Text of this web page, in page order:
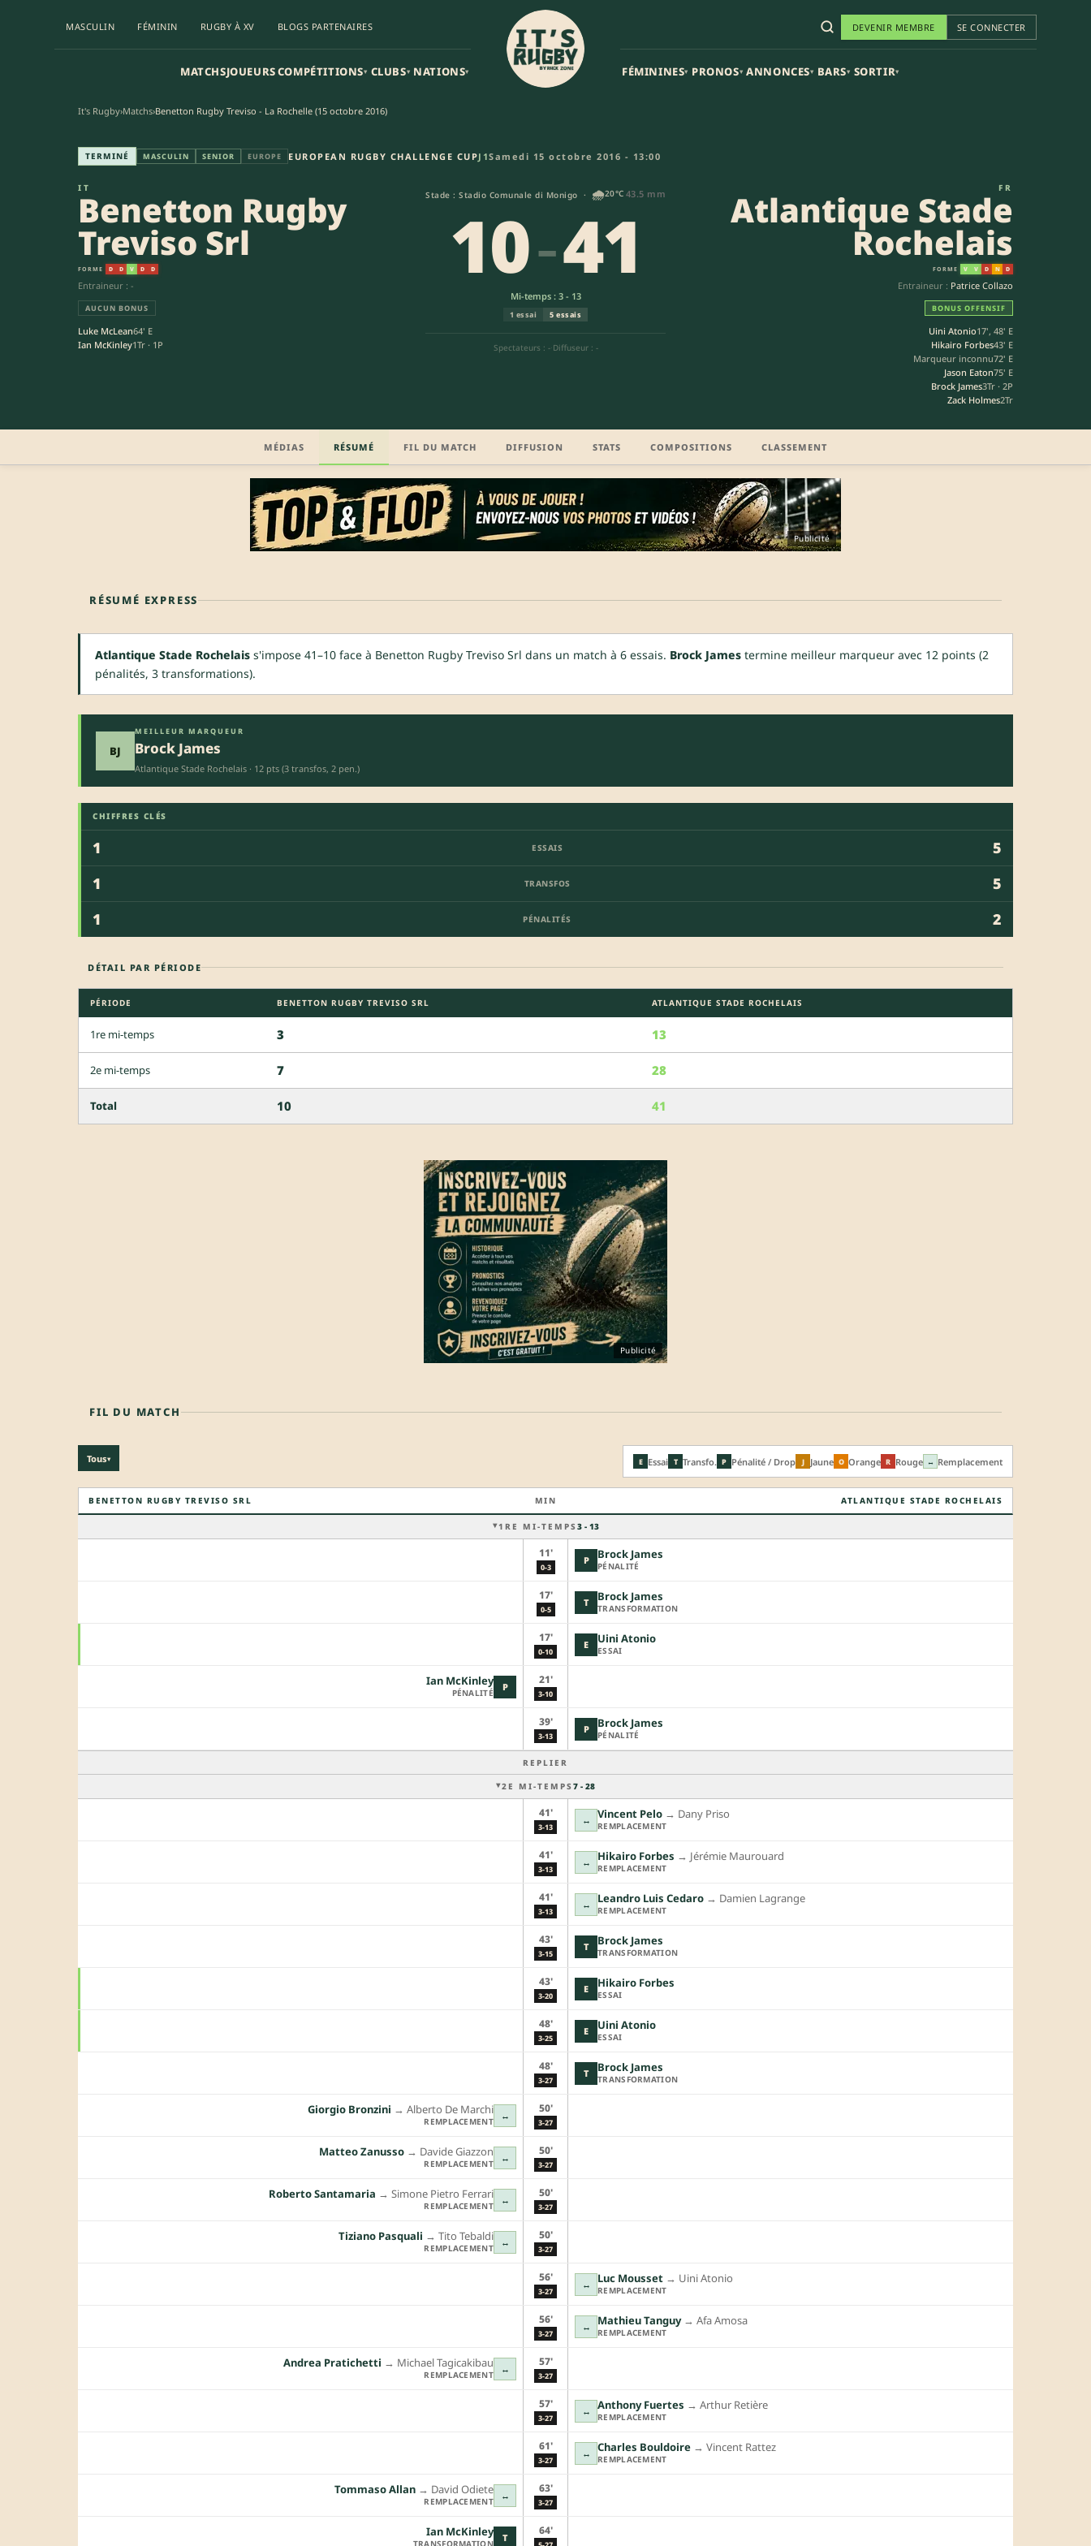
MASCULIN FÉMININ RUGBY À XV BLOGS PARTENAIRES
MATCHSJOUEURSCOMPÉTITIONS▾ CLUBS▾ NATIONS▾
DEVENIR MEMBRE SE CONNECTER
FÉMININES▾ PRONOS▾ ANNONCES▾ BARS▾ SORTIR▾
It's Rugby›Matchs›Benetton Rugby Treviso - La Rochelle (15 octobre 2016)
Benetton Rugby Treviso Srl - Atlantique Stade Rochelais (10-41) | European Rugby
TERMINÉ MASCULIN SENIOR EUROPE EUROPEAN RUGBY CHALLENGE CUPJ1Samedi 15 octobre 2016 - 13:00
IT
Benetton Rugby
Treviso Srl
FORME D D V D D
Entraineur : -
AUCUN BONUS
Luke McLean64' E
Ian McKinley1Tr · 1P
Stade : Stadio Comunale di Monigo · 🌧️20°C 43.5 mm
10-41
Mi-temps : 3 - 13
1 essai 5 essais
Spectateurs : -·Diffuseur : -
FR
Atlantique Stade
Rochelais
FORME V V D N D
Entraineur : Patrice Collazo
BONUS OFFENSIF
Uini Atonio17', 48' E
Hikairo Forbes43' E
Marqueur inconnu72' E
Jason Eaton75' E
Brock James3Tr · 2P
Zack Holmes2Tr
MÉDIAS RÉSUMÉ FIL DU MATCH DIFFUSION STATS COMPOSITIONS CLASSEMENT
Publicité
RÉSUMÉ EXPRESS
Atlantique Stade Rochelais s'impose 41–10 face à Benetton Rugby Treviso Srl dans un match à 6 essais. Brock James termine meilleur marqueur avec 12 points (2
pénalités, 3 transformations).
BJ
MEILLEUR MARQUEUR
Brock James
Atlantique Stade Rochelais · 12 pts (3 transfos, 2 pen.)
CHIFFRES CLÉS
1 ESSAIS
5
1
TRANSFOS
5
1
PÉNALITÉS 2
DÉTAIL PAR PÉRIODE
PÉRIODE BENETTON RUGBY TREVISO SRL ATLANTIQUE STADE ROCHELAIS
1re mi-temps 3 13
2e mi-temps 7 28
Total 10 41
Publicité
FIL DU MATCH
Tous▾ E Essai T Transfo. P Pénalité / Drop J Jaune O Orange R Rouge ↔ Remplacement
BENETTON RUGBY TREVISO SRL MIN ATLANTIQUE STADE ROCHELAIS
1RE MI-TEMPS 3 - 13
11'
0-3
P Brock James
PÉNALITÉ
17'
0-5
T Brock James
TRANSFORMATION
17'
0-10
E Uini Atonio
ESSAI
P
Ian McKinley
PÉNALITÉ
21'
3-10
39'
3-13
P Brock James
PÉNALITÉ
REPLIER
2E MI-TEMPS 7 - 28
41'
3-13
↔ Vincent Pelo →︎ Dany Priso
REMPLACEMENT
41'
3-13
↔ Hikairo Forbes →︎ Jérémie Maurouard
REMPLACEMENT
41'
3-13
↔ Leandro Luis Cedaro →︎ Damien Lagrange
REMPLACEMENT
43'
3-15
T Brock James
TRANSFORMATION
43'
3-20
E Hikairo Forbes
ESSAI
48'
3-25
E Uini Atonio
ESSAI
48'
3-27
T Brock James
TRANSFORMATION
↔
Giorgio Bronzini →︎ Alberto De Marchi
REMPLACEMENT
50'
3-27
↔
Matteo Zanusso →︎ Davide Giazzon
REMPLACEMENT
50'
3-27
↔
Roberto Santamaria →︎ Simone Pietro Ferrari
REMPLACEMENT
50'
3-27
↔
Tiziano Pasquali →︎ Tito Tebaldi
REMPLACEMENT
50'
3-27
56'
3-27
↔ Luc Mousset →︎ Uini Atonio
REMPLACEMENT
56'
3-27
↔ Mathieu Tanguy→︎ Afa Amosa
REMPLACEMENT
↔
Andrea Pratichetti →︎ Michael Tagicakibau
REMPLACEMENT
57'
3-27
57'
3-27
↔ Anthony Fuertes →︎ Arthur Retière
REMPLACEMENT
61'
3-27
↔ Charles Bouldoire →︎ Vincent Rattez
REMPLACEMENT
↔
Tommaso Allan →︎ David Odiete
REMPLACEMENT
63'
3-27
T
Ian McKinley
TRANSFORMATION
64'